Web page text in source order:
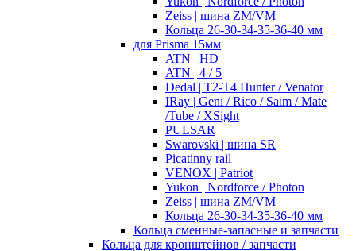
Zeiss | шина ZM/VM
Кольца 26-30-34-35-36-40 мм
для Prisma 15мм
ATN | HD
ATN | 4 / 5
Dedal | T2-T4 Hunter / Venator
IRay | Geni / Rico / Saim / Mate
/Tube / XSight
PULSAR
Swarovski | шина SR
Picatinny rail
VENOX | Patriot
Yukon | Nordforce / Photon
Zeiss | шина ZM/VM
Кольца 26-30-34-35-36-40 мм
Кольца сменные-запасные и запчасти
Кольца для кронштейнов / запчасти